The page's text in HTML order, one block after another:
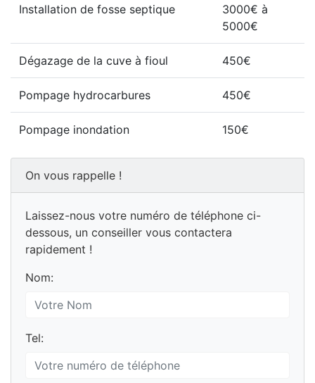
Installation de fosse septique
3000€ à
5000€
Dégazage de la cuve à fioul 450€
Pompage hydrocarbures 450€
Pompage inondation 150€
On vous rappelle !
Laissez-nous votre numéro de téléphone ci-
dessous, un conseiller vous contactera
rapidement !
Nom:
Tel: